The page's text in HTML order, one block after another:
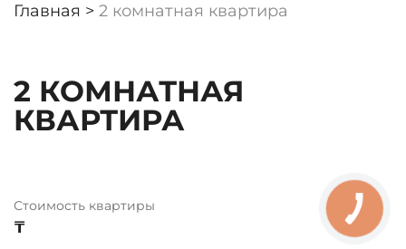
Главная > 2 комнатная квартира
2 КОМНАТНАЯ
КВАРТИРА
Стоимость квартиры
₸